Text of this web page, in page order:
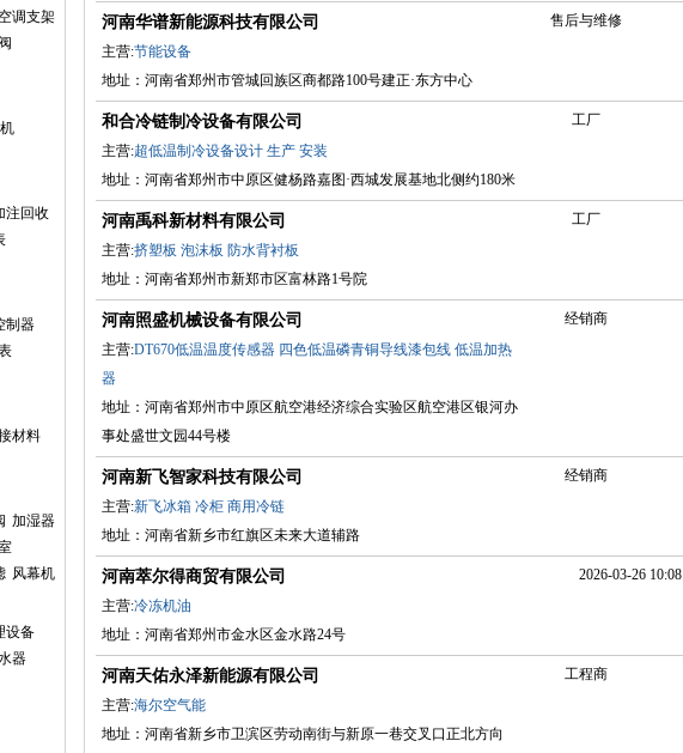
空调支架
注回收
制器
材料
加湿器
风幕机
设备
器
河南华谱新能源科技有限公司
主营:节能设备
地址：河南省郑州市管城回族区商都路100号建正·东方中心
售后与维修
和合冷链制冷设备有限公司
主营:超低温制冷设备设计 生产 安装
地址：河南省郑州市中原区健杨路嘉图·西城发展基地北侧约180米
工厂
河南禹科新材料有限公司
主营:挤塑板 泡沫板 防水背衬板
地址：河南省郑州市新郑市区富林路1号院
工厂
河南照盛机械设备有限公司
主营:DT670低温温度传感器 四色低温磷青铜导线漆包线 低温加热
器
地址：河南省郑州市中原区航空港经济综合实验区航空港区银河办
事处盛世文园44号楼
经销商
河南新飞智家科技有限公司
主营:新飞冰箱 冷柜 商用冷链
地址：河南省新乡市红旗区未来大道辅路
经销商
河南萃尔得商贸有限公司
主营:冷冻机油
地址：河南省郑州市金水区金水路24号
2026-03-26 10:08
河南天佑永泽新能源有限公司
主营:海尔空气能
地址：河南省新乡市卫滨区劳动南街与新原一巷交叉口正北方向
工程商